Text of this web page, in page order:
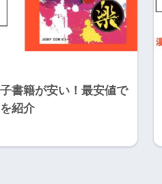
書籍が安い！最安値で
紹介